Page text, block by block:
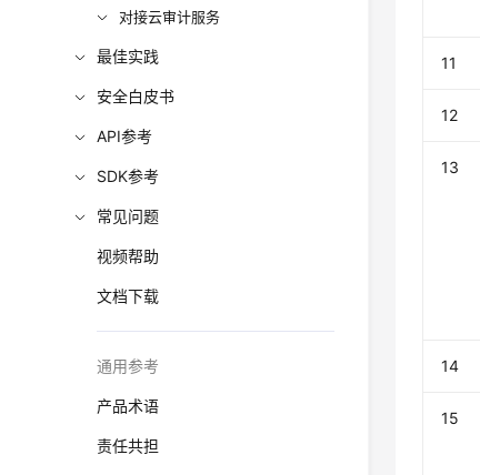
对接云审计服务
最佳实践
安全白皮书
API参考
SDK参考
常见问题
视频帮助
文档下载
通用参考
产品术语
责任共担
11
12
13
14
15